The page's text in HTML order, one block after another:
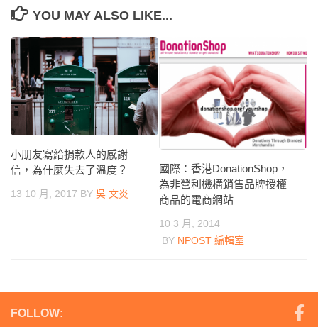
YOU MAY ALSO LIKE...
小朋友寫給捐款人的感謝
信，為什麼失去了溫度？
13 10 月, 2017 BY 吳 文炎
國際：香港DonationShop，
為非營利機構銷售品牌授權
商品的電商網站
10 3 月, 2014
BY NPOST 編輯室
FOLLOW: